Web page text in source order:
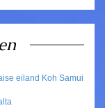
eiland Koh Samui